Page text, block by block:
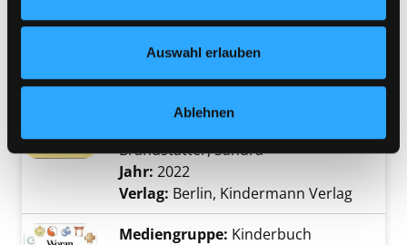
Nähere Informationen finden Sie in unserer
Auswahl erlauben
Ablehnen
Übergeordnetes Werk:Vielfalt im
Mediengruppe:Kinderbuch
L wie Liebe
Brandstätter, SandraSuche nach diesem
Jahr: 2022
Verlag: Berlin, Kindermann Verlag
Mediengruppe: Kinderbuch